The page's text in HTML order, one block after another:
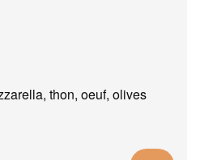
thon, oeuf, olives